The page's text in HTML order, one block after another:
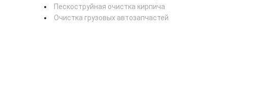
Пескоструйная очистка кирпича
Очистка грузовых автозапчастей